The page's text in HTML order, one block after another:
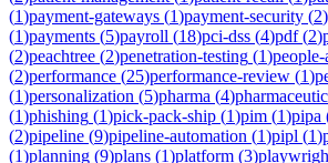
(1)payment-gateways (1)payment-security (2)
(1)payments (5)payroll (18)pci-dss (4)pdf(2)
(2)peachtree (2)penetration-testing (1)
(2)performance (25)performance-review (1)
(1)personalization (5)pharma (4)
(1)phishing (1)pick-pack-ship (1)pim (1)pipa
(2)pipeline (9)pipeline-automation (1)pipl (1)
(1)planning (9)plans (1)platform (3)